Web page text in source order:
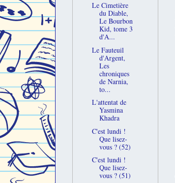
Le Cimetière
du Diable,
Le Bourbon
Kid, tome 3
d'A...
Le Fauteuil
d'Argent,
Les
chroniques
de Narnia,
to...
L'attentat de
Yasmina
Khadra
C'est lundi !
Que lisez-
vous ? (52)
C'est lundi !
Que lisez-
vous ? (51)